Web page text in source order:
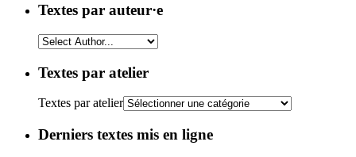
Textes par auteur·e
Textes par atelier
Textes par atelier
Derniers textes mis en ligne